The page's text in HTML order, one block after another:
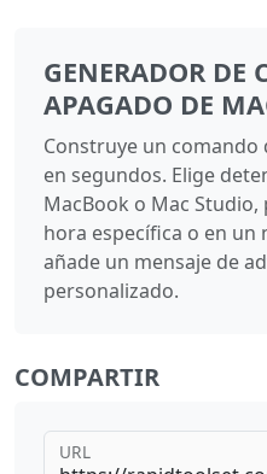
GENERADOR DE
APAGADO DE
Construye un comando
en segundos. Elige
MacBook o Mac
hora específica o en
añade un mensaje de
personalizado.
COMPARTIR
URL